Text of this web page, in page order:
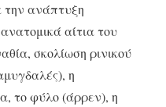
την ανάπτυξη
αίτια του
σκολίωση ρινικού
η
το φύλο (άρρεν), η